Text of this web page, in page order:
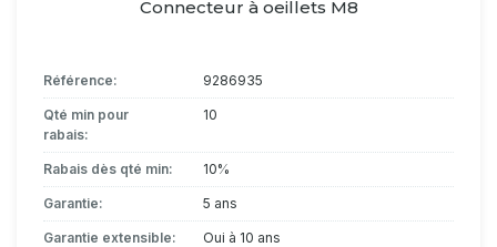
Connecteur à oeillets M8
Référence: 9286935
Qté min pour
rabais:
10
Rabais dès qté min: 10%
Garantie: 5 ans
Garantie extensible: Oui à 10 ans